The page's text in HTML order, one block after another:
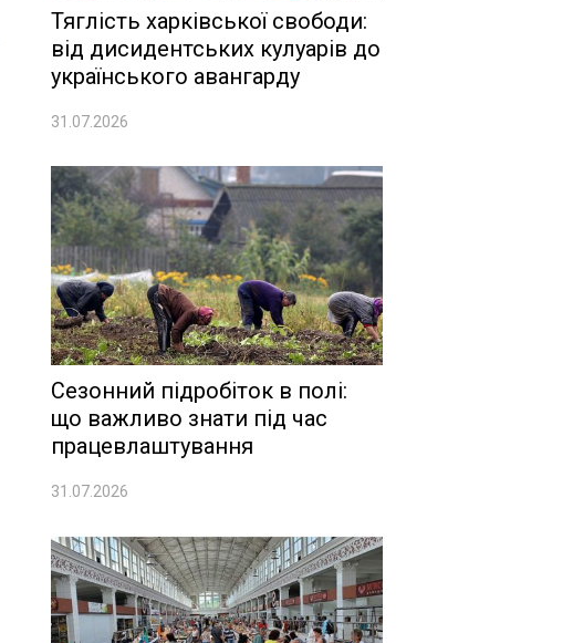
Тяглість харківської свободи:
від дисидентських кулуарів до
українського авангарду
31.07.2026
Сезонний підробіток в полі:
що важливо знати під час
працевлаштування
31.07.2026